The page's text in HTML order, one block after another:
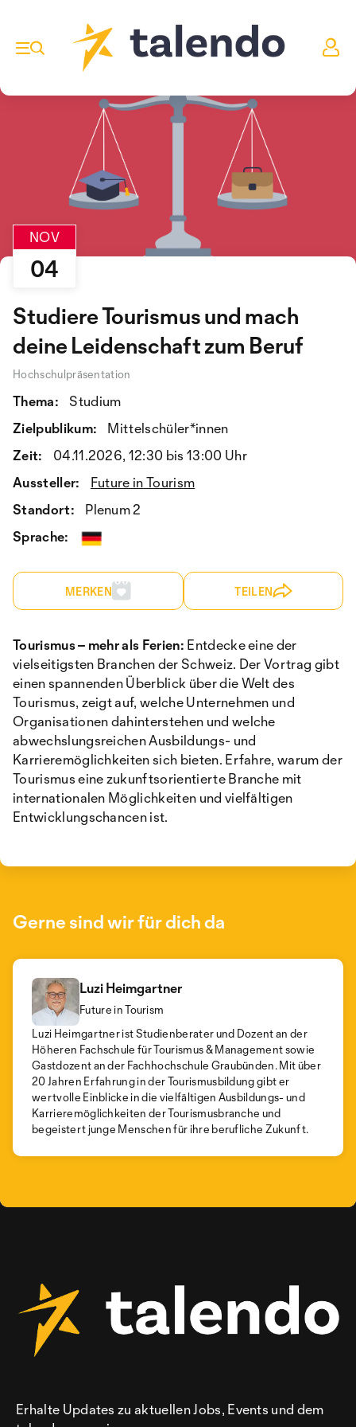
NOV
04
Studiere Tourismus und mach
deine Leidenschaft zum Beruf
Hochschulpräsentation
Thema:
Studium
Zielpublikum:
Mittelschüler*innen
Zeit:
04.11.2026, 12:30 bis 13:00 Uhr
Aussteller:
Future in Tourism
Standort:
Plenum 2
Sprache:
MERKEN TEILEN
Tourismus – mehr als Ferien: Entdecke eine der
vielseitigsten Branchen der Schweiz. Der Vortrag gibt
einen spannenden Überblick über die Welt des
Tourismus, zeigt auf, welche Unternehmen und
Organisationen dahinterstehen und welche
abwechslungsreichen Ausbildungs- und
Karrieremöglichkeiten sich bieten. Erfahre, warum der
Tourismus eine zukunftsorientierte Branche mit
internationalen Möglichkeiten und vielfältigen
Entwicklungschancen ist.
Gerne sind wir für dich da
Luzi Heimgartner
Future in Tourism
Luzi Heimgartner ist Studienberater und Dozent an der
Höheren Fachschule für Tourismus & Management sowie
Gastdozent an der Fachhochschule Graubünden. Mit über
20 Jahren Erfahrung in der Tourismusbildung gibt er
wertvolle Einblicke in die vielfältigen Ausbildungs- und
Karrieremöglichkeiten der Tourismusbranche und
begeistert junge Menschen für ihre berufliche Zukunft.
Erhalte Updates zu aktuellen Jobs, Events und dem